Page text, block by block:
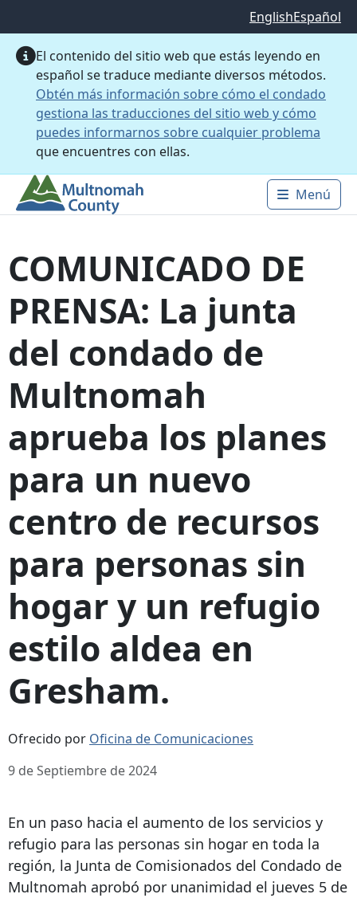
EnglishEspañol
El contenido del sitio web que estás leyendo en
español se traduce mediante diversos métodos.
Obtén más información sobre cómo el condado
gestiona las traducciones del sitio web y cómo
puedes informarnos sobre cualquier problema
que encuentres con ellas.
Main
Menú
COMUNICADO DE
PRENSA: La junta
del condado de
Multnomah
aprueba los planes
para un nuevo
centro de recursos
para personas sin
hogar y un refugio
estilo aldea en
Gresham.
Ofrecido por Oficina de Comunicaciones
9 de Septiembre de 2024
En un paso hacia el aumento de los servicios y
refugio para las personas sin hogar en toda la
región, la Junta de Comisionados del Condado de
Multnomah aprobó por unanimidad el jueves 5 de